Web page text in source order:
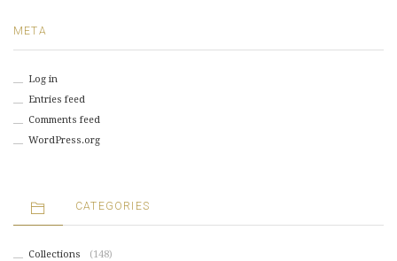
META
Log in
Entries feed
Comments feed
WordPress.org
CATEGORIES
Collections
(148)